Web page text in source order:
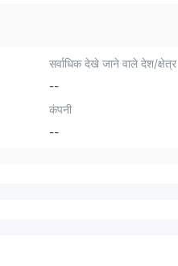
सर्वाधिक देखे जाने वाले देश/क्षेत्र
--
कंपनी
--